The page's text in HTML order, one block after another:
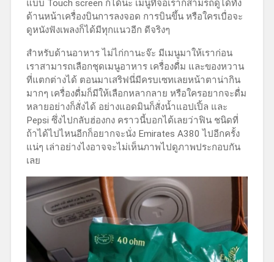
แบบ Touch screen ก็ได้นะ เมนูที่จอเราก็สามรถดูได้ทั้ง
ด้านหน้าเครื่องบินการลงจอด การบินขึ้น หรือใครเบื่อจะ
ดูหนังฟังเพลงก็ได้มีทุกแนวอีก ดีจริงๆ
สำหรับด้านอาหาร ไม่ไก่กานะจ๊ะ มีเมนูมาให้เราก่อน
เราสามารถเลือกชุดเมนูอาหาร เครื่องดื่ม และของหวาน
ที่แตกต่างได้ ตอนมาเสริฟนี่มีครบเซทเลยหน้าตาน่ากิน
มากๆ เครื่องดื่มก็มีให้เลือกหลากลาย หรือใครอยากจะดื่ม
หลายอย่างก็สั่งได้ อย่างแอดมินก็สั่งน้ำแอปเปิ้ล และ
Pepsi ซึ่งไปกลับฮ่องกง คราวนี้บอกได้เลยว่าฟิน ชนิดที่
ถ้าได้ไปไหนอีกก็อยากจะนั่ง Emirates A380 ไปอีกครั้ง
แน่ๆ เล่าอย่างไงอาจจะไม่เห็นภาพไปดูภาพประกอบกัน
เลย